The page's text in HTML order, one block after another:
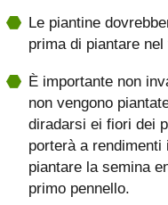
Le piantine
prima di piantare nel
È importante non
non vengono
diradarsi ei fiori dei
porterà a
piantare la semina
primo pennello.